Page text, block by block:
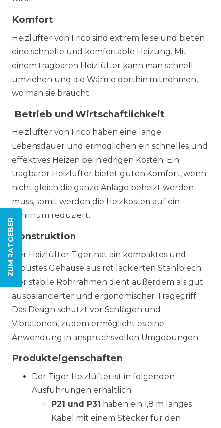
ZUM RATGEBER
Komfort
Heizlüfter von Frico sind extrem leise und bieten
eine schnelle und komfortable Heizung. Mit
einem tragbaren Heizlüfter kann man schnell
umziehen und die Wärme dorthin mitnehmen,
wo man sie braucht.
Betrieb und Wirtschaftlichkeit
Heizlüfter von Frico haben eine lange
Lebensdauer und ermöglichen ein schnelles und
effektives Heizen bei niedrigen Kosten. Ein
tragbarer Heizlüfter bietet guten Komfort, wenn
nicht gleich die ganze Anlage beheizt werden
muss, somit werden die Heizkosten auf ein
Minimum reduziert.
Konstruktion
Der Heizlüfter Tiger hat ein kompaktes und
robustes Gehäuse aus rot lackierten Stahlblech.
Der stabile Rohrrahmen dient außerdem als gut
ausbalancierter und ergonomischer Tragegriff.
Das Design schützt vor Schlägen und
Vibrationen, zudem ermöglicht es eine
Anwendung in anspruchsvollen Umgebungen.
Produkteigenschaften
Der Tiger Heizlüfter ist in folgenden
Ausführungen erhältlich:
P21 und P31 haben ein 1,8 m langes
Kabel mit einem Stecker für den